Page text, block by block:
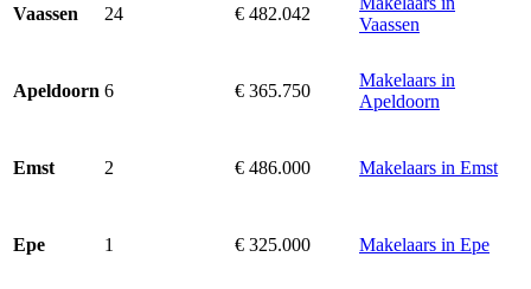
Vaassen 24 € 482.042
Vaassen
Apeldoorn 6 € 365.750
Makelaars in
Apeldoorn
Emst 2 € 486.000 Makelaars in Emst
Epe 1 € 325.000 Makelaars in Epe